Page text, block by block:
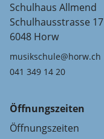
Schulhaus Allmend
Schulhausstrasse 17
6048 Horw
musikschule@horw.ch
041 349 14 20
Öffnungszeiten
Öffnungszeiten